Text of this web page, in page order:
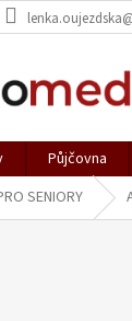
Půjčovna
SENIORY